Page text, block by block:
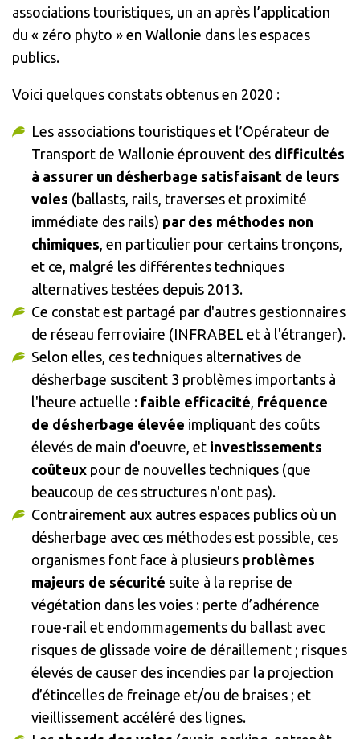
associations touristiques, un an après l’application
du « zéro phyto » en Wallonie dans les espaces
publics.
Voici quelques constats obtenus en 2020 :
Les associations touristiques et l’Opérateur de
Transport de Wallonie éprouvent des difficultés
à assurer un désherbage satisfaisant de leurs
voies (ballasts, rails, traverses et proximité
immédiate des rails) par des méthodes non
chimiques , en particulier pour certains tronçons,
et ce, malgré les différentes techniques
alternatives testées depuis 2013.
Ce constat est partagé par d'autres gestionnaires
de réseau ferroviaire (INFRABEL et à l'étranger).
Selon elles, ces techniques alternatives de
désherbage suscitent 3 problèmes importants à
l'heure actuelle : faible efficacité fréquence
de désherbage élevée impliquant des coûts
élevés de main d'oeuvre, et investissements
coûteuxpour de nouvelles techniques (que
beaucoup de ces structures n'ont pas).
Contrairement aux autres espaces publics où un
désherbage avec ces méthodes est possible, ces
organismes font face à plusieurs problèmes
majeurs de sécurité suite à la reprise de
végétation dans les voies : perte d’adhérence
roue-rail et endommagements du ballast avec
risques de glissade voire de déraillement ; risques
élevés de causer des incendies par la projection
d’étincelles de freinage et/ou de braises ; et
vieillissement accéléré des lignes.